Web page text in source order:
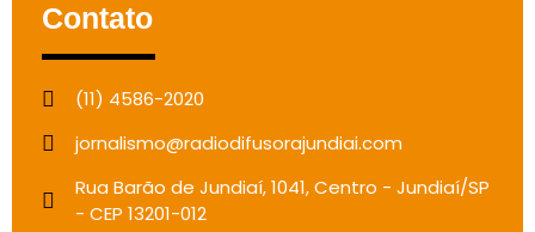
Contato
(11) 4586-2020
jornalismo@radiodifusorajundiai.com
Rua Barão de Jundiaí, 1041, Centro - Jundiaí/SP
- CEP 13201-012